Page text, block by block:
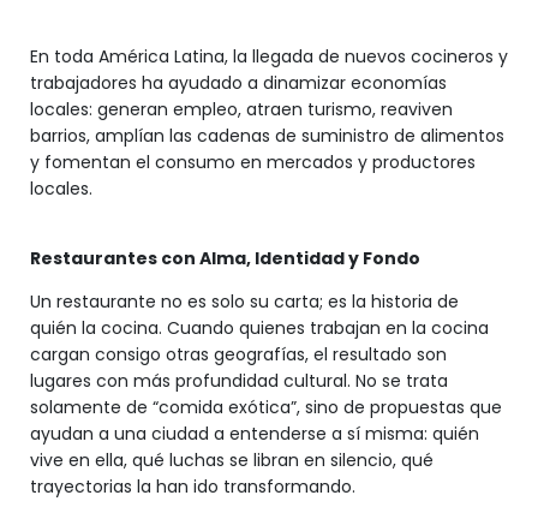
En toda América Latina, la llegada de nuevos cocineros y
trabajadores ha ayudado a dinamizar economías
locales: generan empleo, atraen turismo, reaviven
barrios, amplían las cadenas de suministro de alimentos
y fomentan el consumo en mercados y productores
locales.
Restaurantes con Alma, Identidad y Fondo
Un restaurante no es solo su carta; es la historia de
quién la cocina. Cuando quienes trabajan en la cocina
cargan consigo otras geografías, el resultado son
lugares con más profundidad cultural. No se trata
solamente de “comida exótica”, sino de propuestas que
ayudan a una ciudad a entenderse a sí misma: quién
vive en ella, qué luchas se libran en silencio, qué
trayectorias la han ido transformando.